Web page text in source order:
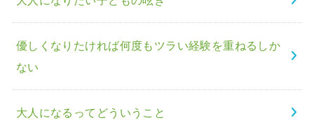
優しくなりたければ何度もツラい経験を重ねるしか
ない
大人になるってどういうこと